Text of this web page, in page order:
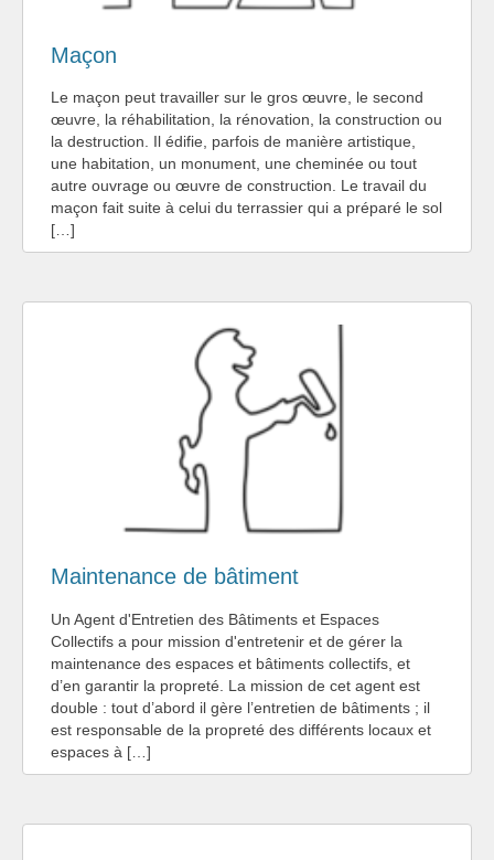
Maçon
Le maçon peut travailler sur le gros œuvre, le second
œuvre, la réhabilitation, la rénovation, la construction ou
la destruction. Il édifie, parfois de manière artistique,
une habitation, un monument, une cheminée ou tout
autre ouvrage ou œuvre de construction. Le travail du
maçon fait suite à celui du terrassier qui a préparé le sol
[…]
Maintenance de bâtiment
Un Agent d'Entretien des Bâtiments et Espaces
Collectifs a pour mission d'entretenir et de gérer la
maintenance des espaces et bâtiments collectifs, et
d’en garantir la propreté. La mission de cet agent est
double : tout d’abord il gère l’entretien de bâtiments ; il
est responsable de la propreté des différents locaux et
espaces à […]